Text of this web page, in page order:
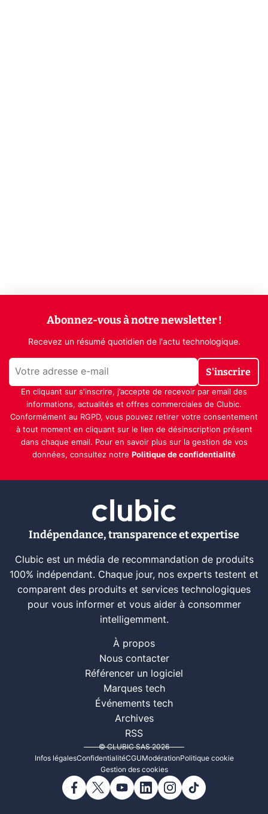
Abonnez-vous à notre newsletter !
Recevez un résumé quotidien de l'actu technologique.
S'inscrire
En cliquant sur s'inscrire, j’accepte de recevoir par email des
informations, actualités et offres commerciales de Clubic.
Conformément au RGPD, vous pouvez retirer votre consentement
à tout moment en cliquant sur le lien de désinscription présent
dans chaque email. Pour en savoir plus sur la gestion de vos
données, consultez notre Politique de confidentialité
Indépendance, transparence et expertise
Clubic est un média de recommandation de produits
100% indépendant. Chaque jour, nos experts testent et
comparent des produits et services technologiques
pour vous informer et vous aider à consommer
intelligemment.
À propos
Nous contacter
Référencer un logiciel
Marques tech
Événements tech
Archives
RSS
© CLUBIC SAS 2026
Infos légalesConfidentialitéCGUModérationPolitique cookie
Gestion des cookies